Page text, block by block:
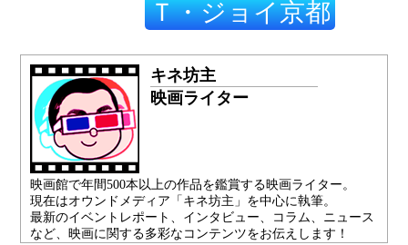
Ｔ・ジョイ京都
キネ坊主
映画ライター
映画館で年間500本以上の作品を鑑賞する映画ライター。
現在はオウンドメディア「キネ坊主」を中心に執筆。
最新のイベントレポート、インタビュー、コラム、ニュース
など、映画に関する多彩なコンテンツをお伝えします！